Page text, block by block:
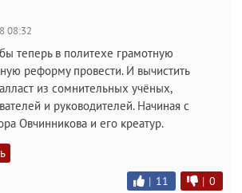
08:32
теперь в политехе грамотную
реформу провести. И вычистить
из сомнительных учёных,
и руководителей. Начиная с
Овчинникова и его креатур.
| 11 | 0